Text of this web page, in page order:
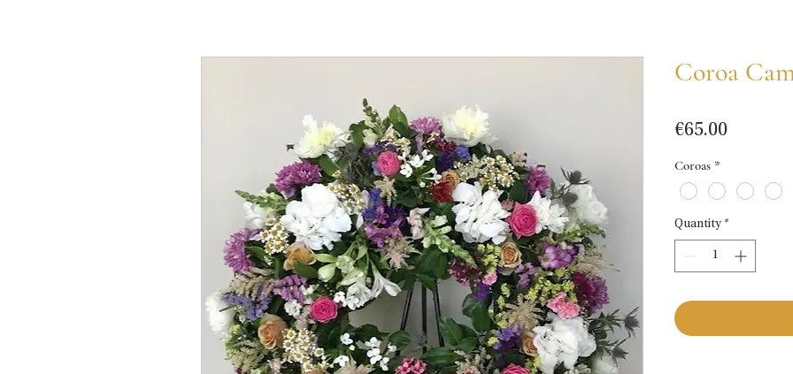
Coroa
€65.00Price
Coroas *
Quantity *